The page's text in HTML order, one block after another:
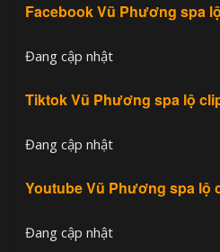
Facebook Vũ Phương spa
Đang cập nhật
Tiktok Vũ Phương spa lộ
Đang cập nhật
Youtube Vũ Phương spa lộ
Đang cập nhật